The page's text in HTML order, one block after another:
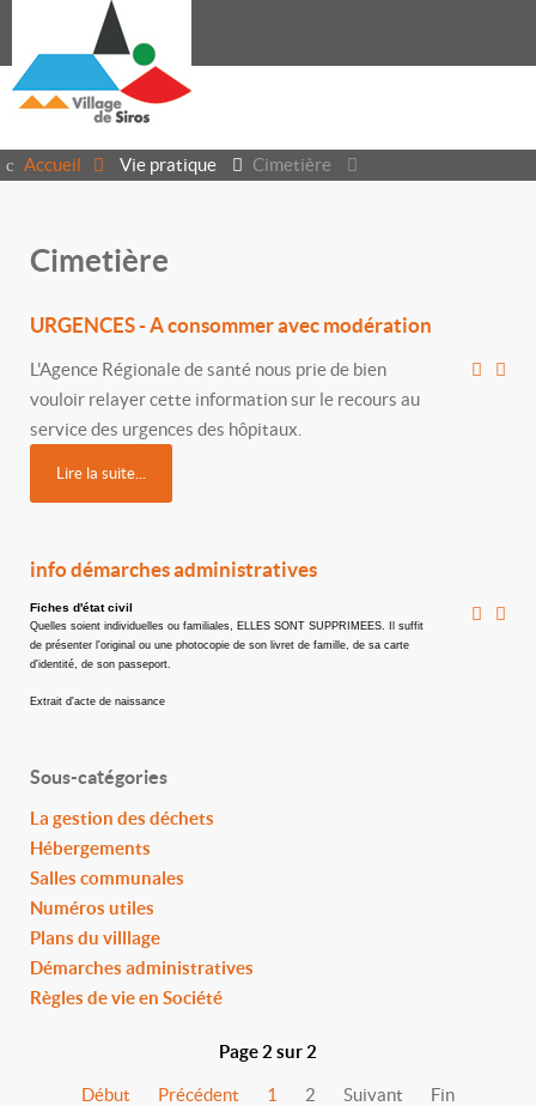
Accueil Vie pratique Cimetière
Cimetière
URGENCES - A consommer avec modération
L'Agence Régionale de santé nous prie de bien
vouloir relayer cette information sur le recours au
service des urgences des hôpitaux.
Lire la suite...
info démarches administratives
Fiches d'état civil
Quelles soient individuelles ou familiales, ELLES SONT SUPPRIMEES. Il suffit
de présenter l'original ou une photocopie de son livret de famille, de sa carte
d'identité, de son passeport.
Extrait d'acte de naissance
Sous-catégories
La gestion des déchets
Hébergements
Salles communales
Numéros utiles
Plans du villlage
Démarches administratives
Règles de vie en Société
Page 2 sur 2
Début Précédent 1 2 Suivant Fin